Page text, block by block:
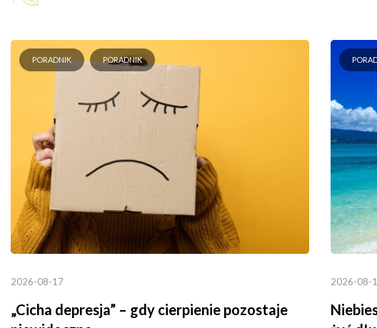
PORADNIK PORADNIK
2026-08-17
„Cicha depresja” – gdy cierpienie pozostaje
2026-08-